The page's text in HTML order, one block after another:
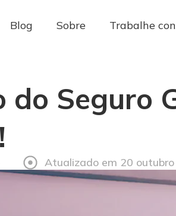
Blog Sobre Trabalhe
do Seguro
Atualizado em 20